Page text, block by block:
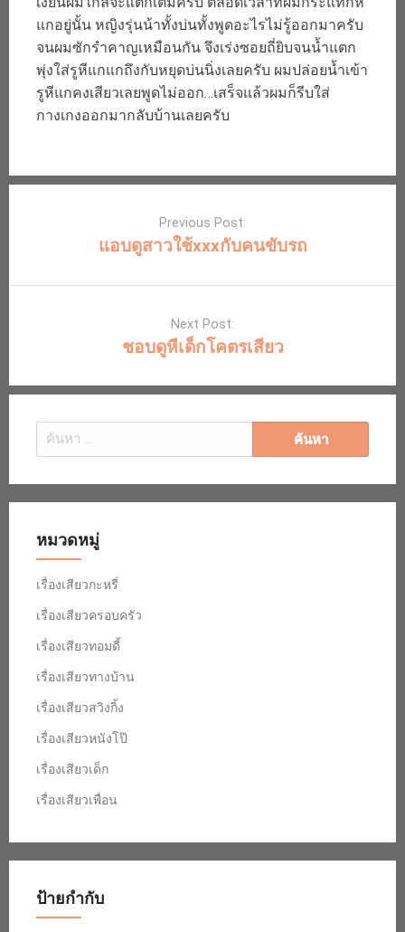
แกอยู่นั้น หญิงรุ่นน้าทั้งบ่นทั้งพูดอะไรไม่รู้ออกมาครับ
จนผมซักรำคาญเหมือนกัน จึงเร่งซอยถี่ยิบจนน้ำแตก
พุ่งใส่รูหีแกแกถึงกับหยุดบ่นนิ่งเลยครับ ผมปล่อยน้ำเข้า
รูหีแกคงเสียวเลยพูดไม่ออก…เสร็จแล้วผมก็รีบใส่
กางเกงออกมากลับบ้านเลยครับ
Previous Post:
แอบดูสาวใช้xxxกับคนขับรถ
Next Post:
ชอบดูหีเด็กโคตรเสียว
ค้นหา
สำหรับ:
หมวดหมู่
เรื่องเสียวกะหรี่
เรื่องเสียวครอบครัว
เรื่องเสียวทอมดี้
เรื่องเสียวทางบ้าน
เรื่องเสียวสวิงกิ้ง
เรื่องเสียวหนังโป๊
เรื่องเสียวเด็ก
เรื่องเสียวเพื่อน
ป้ายกำกับ